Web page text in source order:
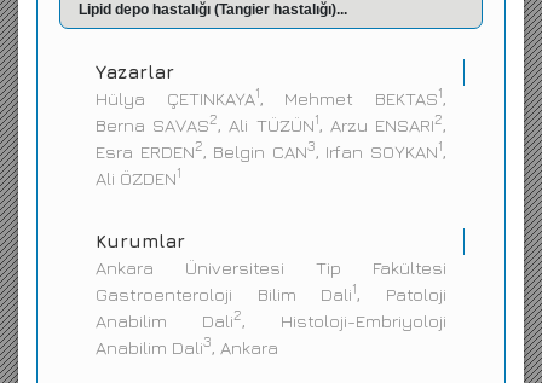
Lipid depo hastalığı (Tangier hastalığı)...
Yazarlar
Hülya ÇETINKAYA1, Mehmet BEKTAS1,
Berna SAVAS2, Ali TÜZÜN1, Arzu ENSARI2,
Esra ERDEN2, Belgin CAN3, Irfan SOYKAN1,
Ali ÖZDEN1
Kurumlar
Ankara Üniversitesi Tip Fakültesi
Gastroenteroloji Bilim Dali1, Patoloji
Anabilim Dali2, Histoloji-Embriyoloji
Anabilim Dali3, Ankara